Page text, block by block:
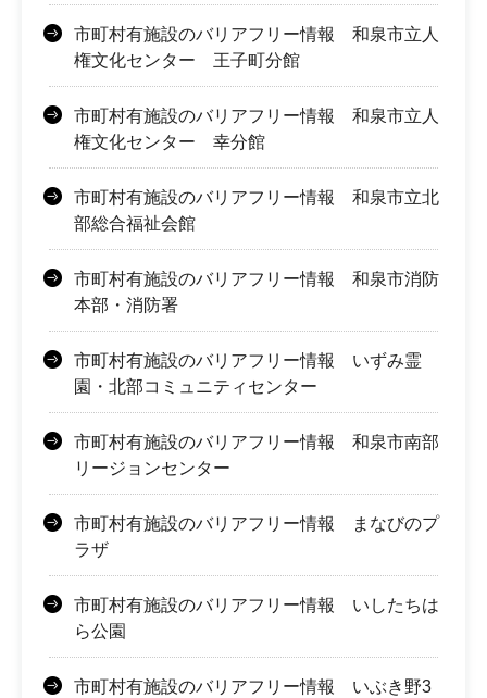
市町村有施設のバリアフリー情報 和泉市立人
権文化センター 王子町分館
市町村有施設のバリアフリー情報 和泉市立人
権文化センター 幸分館
市町村有施設のバリアフリー情報 和泉市立北
部総合福祉会館
市町村有施設のバリアフリー情報 和泉市消防
本部・消防署
市町村有施設のバリアフリー情報 いずみ霊
園・北部コミュニティセンター
市町村有施設のバリアフリー情報 和泉市南部
リージョンセンター
市町村有施設のバリアフリー情報 まなびのプ
ラザ
市町村有施設のバリアフリー情報 いしたちは
ら公園
市町村有施設のバリアフリー情報 いぶき野3